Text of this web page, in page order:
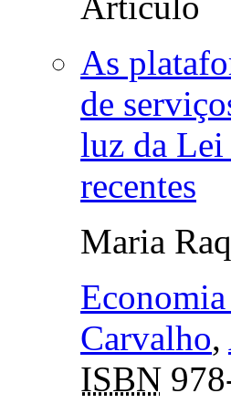
As
de
luz da Lei
recentes
Maria
Carvalho,
ISBN